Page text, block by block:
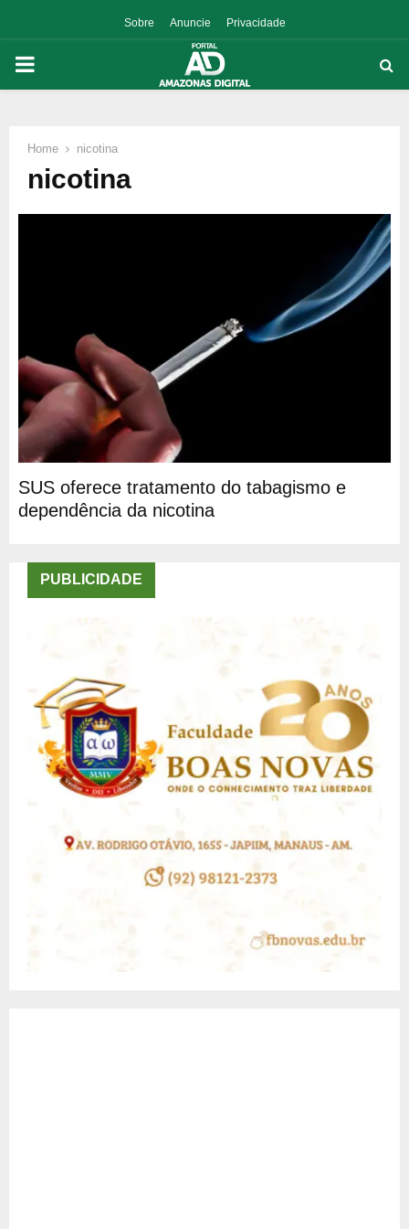
Sobre Anuncie Privacidade
PRIMARY
Home nicotina
nicotina
SUS oferece tratamento do tabagismo e
dependência da nicotina
PUBLICIDADE